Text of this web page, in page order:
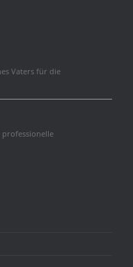
Vaters für die
professionelle